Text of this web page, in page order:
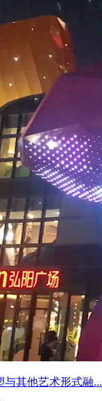
其他艺术形式融...